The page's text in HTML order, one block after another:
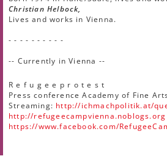
Christian Helbock,
Lives and works in Vienna.
- - - - - - - - - -
-- Currently in Vienna --
R e f u g e e p r o t e s t
Press conference Academy of Fine
Streaming: http://ichmachpolitik.at/
http://refugeecampvienna.noblogs.org
https://www.facebook.com/